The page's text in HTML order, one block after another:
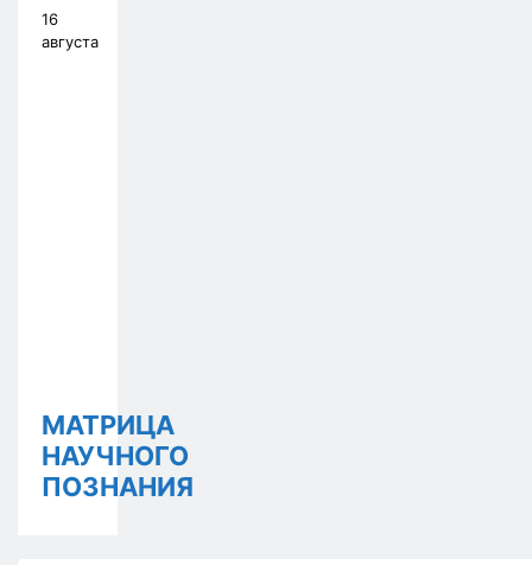
16
августа
МАТРИЦА
НАУЧНОГО
ПОЗНАНИЯ